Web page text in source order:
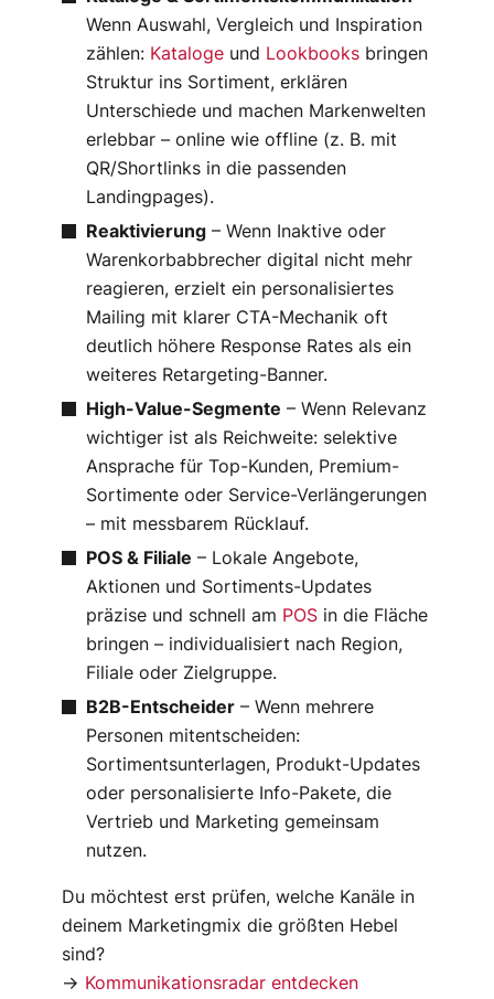
Wenn Auswahl, Vergleich und Inspiration
zählen: Kataloge und Lookbooks bringen
Struktur ins Sortiment, erklären
Unterschiede und machen Markenwelten
erlebbar – online wie offline (z. B. mit
QR/Shortlinks in die passenden
Landingpages).
Reaktivierung – Wenn Inaktive oder
Warenkorbabbrecher digital nicht mehr
reagieren, erzielt ein personalisiertes
Mailing mit klarer CTA-Mechanik oft
deutlich höhere Response Rates als ein
weiteres Retargeting-Banner.
High-Value-Segmente – Wenn Relevanz
wichtiger ist als Reichweite: selektive
Ansprache für Top-Kunden, Premium-
Sortimente oder Service-Verlängerungen
– mit messbarem Rücklauf.
POS & Filiale – Lokale Angebote,
Aktionen und Sortiments-Updates
präzise und schnell am POS in die Fläche
bringen – individualisiert nach Region,
Filiale oder Zielgruppe.
B2B-Entscheider – Wenn mehrere
Personen mitentscheiden:
Sortimentsunterlagen, Produkt-Updates
oder personalisierte Info-Pakete, die
Vertrieb und Marketing gemeinsam
nutzen.
Du möchtest erst prüfen, welche Kanäle in
deinem Marketingmix die größten Hebel
sind?
→ Kommunikationsradar entdecken